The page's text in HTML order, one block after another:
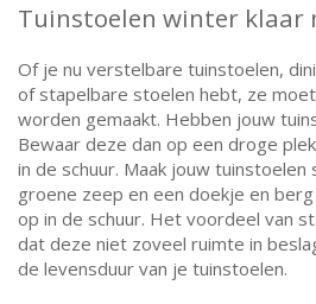
Tuinstoelen winter klaar
Of je nu verstelbare tuinstoelen,
of stapelbare stoelen hebt, ze
worden gemaakt. Hebben jouw
Bewaar deze dan op een droge
in de schuur. Maak jouw
groene zeep en een doekje en
op in de schuur. Het voordeel van
dat deze niet zoveel ruimte in
de levensduur van je tuinstoelen.